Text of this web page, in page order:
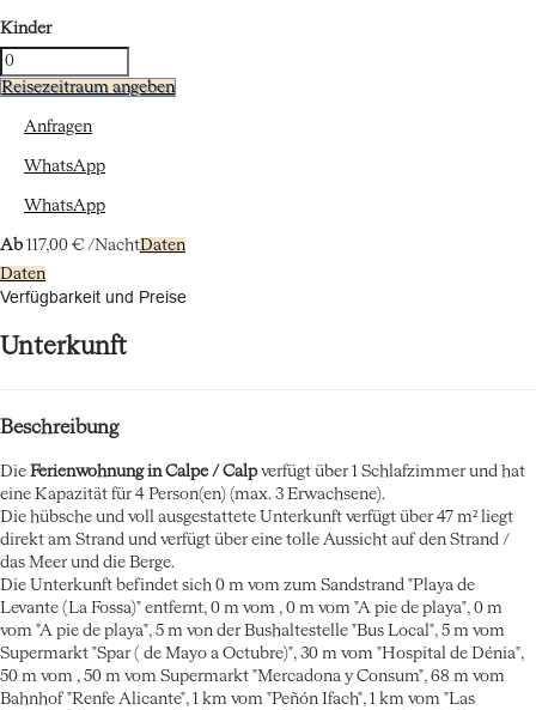
Kinder
Reisezeitraum angeben
Anfragen
WhatsApp
WhatsApp
Ab 117,00 € /NachtDaten
Daten
Verfügbarkeit und Preise
Unterkunft
Beschreibung
Die Ferienwohnung in Calpe / Calpverfügt über 1 Schlafzimmer und hat
eine Kapazität für 4 Person(en) (max. 3 Erwachsene).
Die hübsche und voll ausgestattete Unterkunft verfügt über 47 m² liegt
direkt am Strand und verfügt über eine tolle Aussicht auf den Strand /
das Meer und die Berge.
Die Unterkunft befindet sich 0 m vom zum Sandstrand "Playa de
Levante (La Fossa)" entfernt, 0 m vom , 0 m vom "A pie de playa", 0 m
vom "A pie de playa", 5 m von der Bushaltestelle "Bus Local", 5 m vom
Supermarkt "Spar ( de Mayo a Octubre)", 30 m vom "Hospital de Dénia",
50 m vom , 50 m vom Supermarkt "Mercadona y Consum", 68 m vom
Bahnhof "Renfe Alicante", 1 km vom "Peñón Ifach", 1 km vom "Las